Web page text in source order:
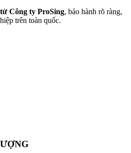
Công ty ProSing, bảo hành rõ ràng,
trên toàn quốc.